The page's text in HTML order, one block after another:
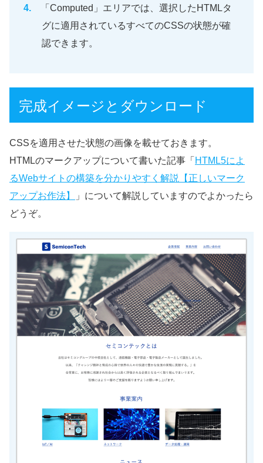
「Computed」エリアでは、選択したHTMLタ
グに適用されているすべてのCSSの状態が確
認できます。
完成イメージとダウンロード
CSSを適用させた状態の画像を載せておきます。
HTMLのマークアップについて書いた記事「 HTML5によ
るWebサイトの構築を分かりやすく解説【正しいマーク
アップお作法】
」について解説していますのでよかったら
どうぞ。